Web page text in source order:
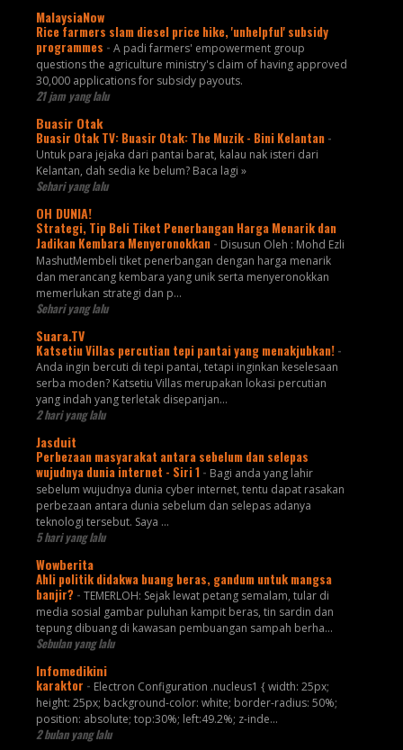
MalaysiaNow
Rice farmers slam diesel price hike, 'unhelpful' subsidy
programmes - A padi farmers' empowerment group
questions the agriculture ministry's claim of having approved
30,000 applications for subsidy payouts.
21 jam yang lalu
Buasir Otak
Buasir Otak TV: Buasir Otak: The Muzik - Bini Kelantan -
Untuk para jejaka dari pantai barat, kalau nak isteri dari
Kelantan, dah sedia ke belum? Baca lagi »
Sehari yang lalu
OH DUNIA!
Strategi, Tip Beli Tiket Penerbangan Harga Menarik dan
Jadikan Kembara Menyeronokkan - Disusun Oleh : Mohd Ezli
MashutMembeli tiket penerbangan dengan harga menarik
dan merancang kembara yang unik serta menyeronokkan
memerlukan strategi dan p...
Sehari yang lalu
Suara.TV
Katsetiu Villas percutian tepi pantai yang menakjubkan! -
Anda ingin bercuti di tepi pantai, tetapi inginkan keselesaan
serba moden? Katsetiu Villas merupakan lokasi percutian
yang indah yang terletak disepanjan...
2 hari yang lalu
Jasduit
Perbezaan masyarakat antara sebelum dan selepas
wujudnya dunia internet - Siri 1 - Bagi anda yang lahir
sebelum wujudnya dunia cyber internet, tentu dapat rasakan
perbezaan antara dunia sebelum dan selepas adanya
teknologi tersebut. Saya ...
5 hari yang lalu
Wowberita
Ahli politik didakwa buang beras, gandum untuk mangsa
banjir? - TEMERLOH: Sejak lewat petang semalam, tular di
media sosial gambar puluhan kampit beras, tin sardin dan
tepung dibuang di kawasan pembuangan sampah berha...
Sebulan yang lalu
Infomedikini
karaktor - Electron Configuration .nucleus1 { width: 25px;
height: 25px; background-color: white; border-radius: 50%;
position: absolute; top:30%; left:49.2%; z-inde...
2 bulan yang lalu